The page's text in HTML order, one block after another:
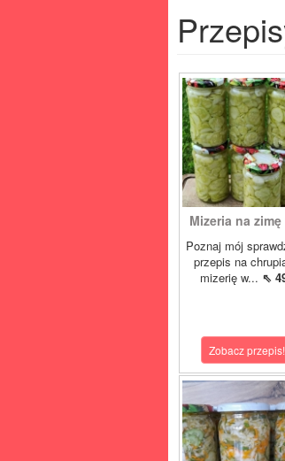
Mizeria na zimę
Poznaj mój
przepis na
mizerię w... ⇖
Zobacz przepis!